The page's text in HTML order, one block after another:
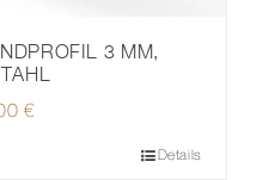
3 MM,
€
Details